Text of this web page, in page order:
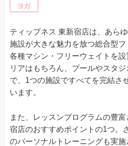
ヨガ
ティップネス 東新宿店は、あら
施設が大きな魅力を放つ総合型フ
各種マシン・フリーウェイトを
リアはもちろん、プールやスタ
で、1つの施設ですべてを完結さ
います。
また、レッスンプログラムの豊
宿店のおすすめポイントの1つ。
のパーソナルトレーニングも実